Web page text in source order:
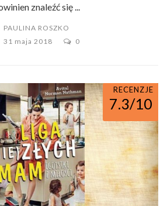
znaleźć się ...
PAULINA ROSZKO
31 maja 2018
0
RECENZJE
7.3/10